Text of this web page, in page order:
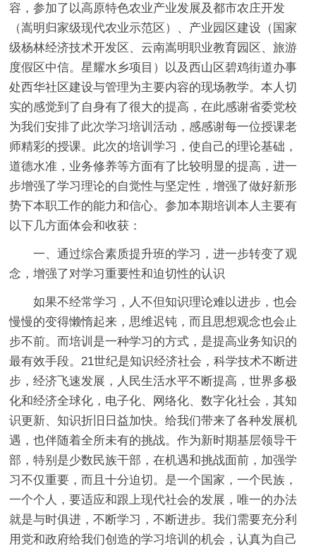
容，参加了以高原特色农业产业发展及都市农庄开发
（嵩明归家级现代农业示范区）、产业园区建设（国家
级杨林经济技术开发区、云南嵩明职业教育园区、旅游
度假区中信。星耀水乡项目）以及西山区碧鸡街道办事
处西华社区建设与管理为主要内容的现场教学。本人切
实的感觉到了自身有了很大的提高，在此感谢省委党校
为我们安排了此次学习培训活动，感感谢每一位授课老
师精彩的授课。此次的培训学习，使自己的理论基础，
道德水准，业务修养等方面有了比较明显的提高，进一
步增强了学习理论的自觉性与坚定性，增强了做好新形
势下本职工作的能力和信心。参加本期培训本人主要有
以下几方面体会和收获：
一、通过综合素质提升班的学习，进一步转变了观
念，增强了对学习重要性和迫切性的认识
如果不经常学习，人不但知识理论难以进步，也会
慢慢的变得懒惰起来，思维迟钝，而且思想观念也会止
步不前。而培训是一种学习的方式，是提高业务知识的
最有效手段。21世纪是知识经济社会，科学技术不断进
步，经济飞速发展，人民生活水平不断提高，世界多极
化和经济全球化，电子化、网络化、数字化社会，其知
识更新、知识折旧日益加快。给我们带来了各种发展机
遇，也伴随着全所未有的挑战。作为新时期基层领导干
部，特别是少数民族干部，在机遇和挑战面前，加强学
习不仅重要，而且十分迫切。是一个国家，一个民族，
一个个人，要适应和跟上现代社会的发展，唯一的办法
就是与时俱进，不断学习，不断进步。我们需要充分利
用党和政府给我们创造的学习培训的机会，认真为自己